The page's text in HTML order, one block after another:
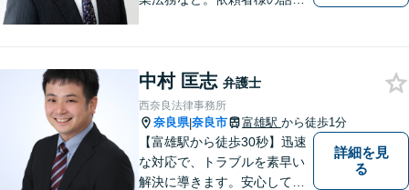
と聞いても良いのかな」など
と思わず、ぜひ一度ご相談く
ださい。【お子様連れ相談
可】
中村 匡志 弁護士
西奈良法律事務所
奈良県|奈良市 富雄駅 から徒歩1分
【富雄駅から徒歩30秒】迅速
な対応で、トラブルを素早い
解決に導きます。安心して話
詳細を見
る